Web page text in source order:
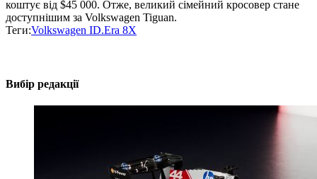
коштує від $45 000. Отже, великий сімейний кросовер стане
доступнішим за Volkswagen Tiguan.
Теги:Volkswagen ID.Era 8X
Вибір редакції